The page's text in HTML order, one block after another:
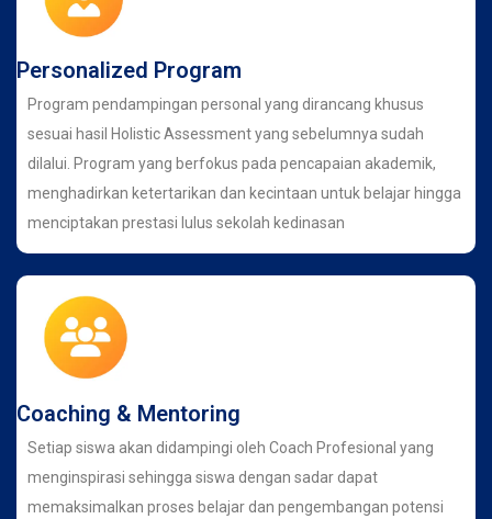
Personalized Program
Program pendampingan personal yang dirancang khusus
sesuai hasil Holistic Assessment yang sebelumnya sudah
dilalui. Program yang berfokus pada pencapaian akademik,
menghadirkan ketertarikan dan kecintaan untuk belajar hingga
menciptakan prestasi lulus sekolah kedinasan
Coaching & Mentoring
Setiap siswa akan didampingi oleh Coach Profesional yang
menginspirasi sehingga siswa dengan sadar dapat
memaksimalkan proses belajar dan pengembangan potensi